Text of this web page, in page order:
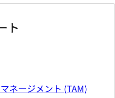
ト
ネージメント (TAM)